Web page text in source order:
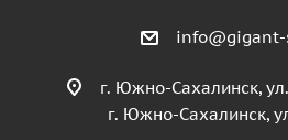
г. Южно-Сахалинск,
г. Южно-Сахалинск,